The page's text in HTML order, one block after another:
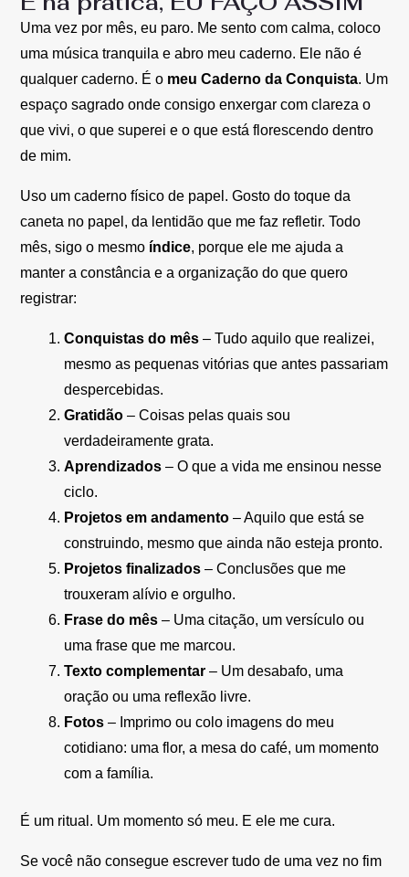
Uma vez por mês, eu paro. Me sento com calma, coloco
uma música tranquila e abro meu caderno. Ele não é
qualquer caderno. É o meu Caderno da Conquista. Um
espaço sagrado onde consigo enxergar com clareza o
que vivi, o que superei e o que está florescendo dentro
de mim.
Uso um caderno físico de papel. Gosto do toque da
caneta no papel, da lentidão que me faz refletir. Todo
mês, sigo o mesmo índice, porque ele me ajuda a
manter a constância e a organização do que quero
registrar:
Conquistas do mês – Tudo aquilo que realizei,
mesmo as pequenas vitórias que antes passariam
despercebidas.
Gratidão – Coisas pelas quais sou
verdadeiramente grata.
Aprendizados – O que a vida me ensinou nesse
ciclo.
Projetos em andamento – Aquilo que está se
construindo, mesmo que ainda não esteja pronto.
Projetos finalizados – Conclusões que me
trouxeram alívio e orgulho.
Frase do mês – Uma citação, um versículo ou
uma frase que me marcou.
Texto complementar – Um desabafo, uma
oração ou uma reflexão livre.
Fotos – Imprimo ou colo imagens do meu
cotidiano: uma flor, a mesa do café, um momento
com a família.
É um ritual. Um momento só meu. E ele me cura.
Se você não consegue escrever tudo de uma vez no fim